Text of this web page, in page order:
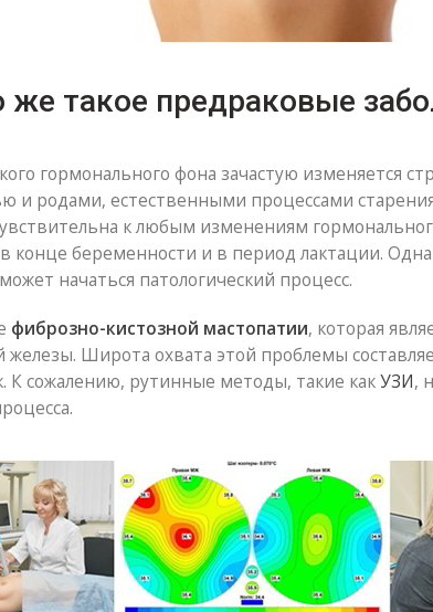
же такое предраковые
гормонального фона зачастую изменяется
и родами, естественными процессами
к любым изменениям
конце беременности и в период лактации.
начаться патологический процесс.
фиброзно-кистозной мастопатии, которая
Широта охвата этой проблемы
К сожалению, рутинные методы, такие какУЗИ,